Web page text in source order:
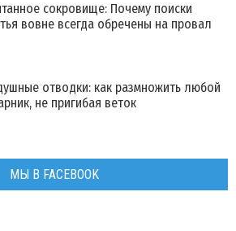
сокровище: Почему поиски
вовне всегда обречены на провал
отводки: как размножить любой
не пригибая веток
МЫ В FACEBOOK